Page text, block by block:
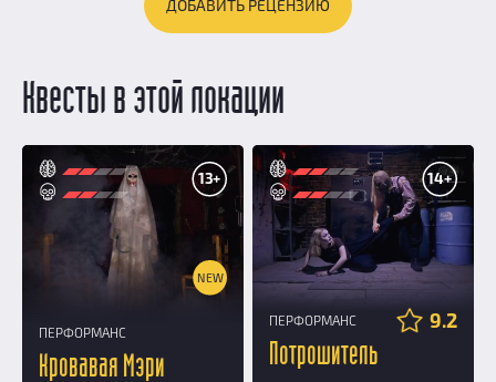
ДОБАВИТЬ РЕЦЕНЗИЮ
Квесты в этой локации
13+
NEW
ПЕРФОРМАНС
Кровавая Мэри
14+
ПЕРФОРМАНС 9.2
Потрошитель